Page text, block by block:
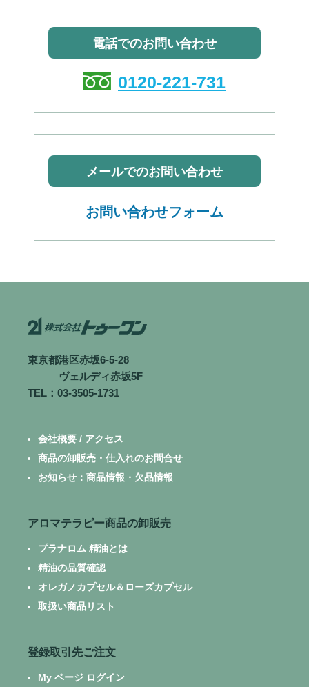
電話でのお問い合わせ
0120-221-731
メールでのお問い合わせ
お問い合わせフォーム
東京都港区赤坂6-5-28
ヴェルディ赤坂5F
TEL：03-3505-1731
会社概要 / アクセス
商品の卸販売・仕入れのお問合せ
お知らせ：商品情報・欠品情報
アロマテラピー商品の卸販売
プラナロム 精油とは
精油の品質確認
オレガノカプセル＆ローズカプセル
取扱い商品リスト
登録取引先ご注文
My ページ ログイン